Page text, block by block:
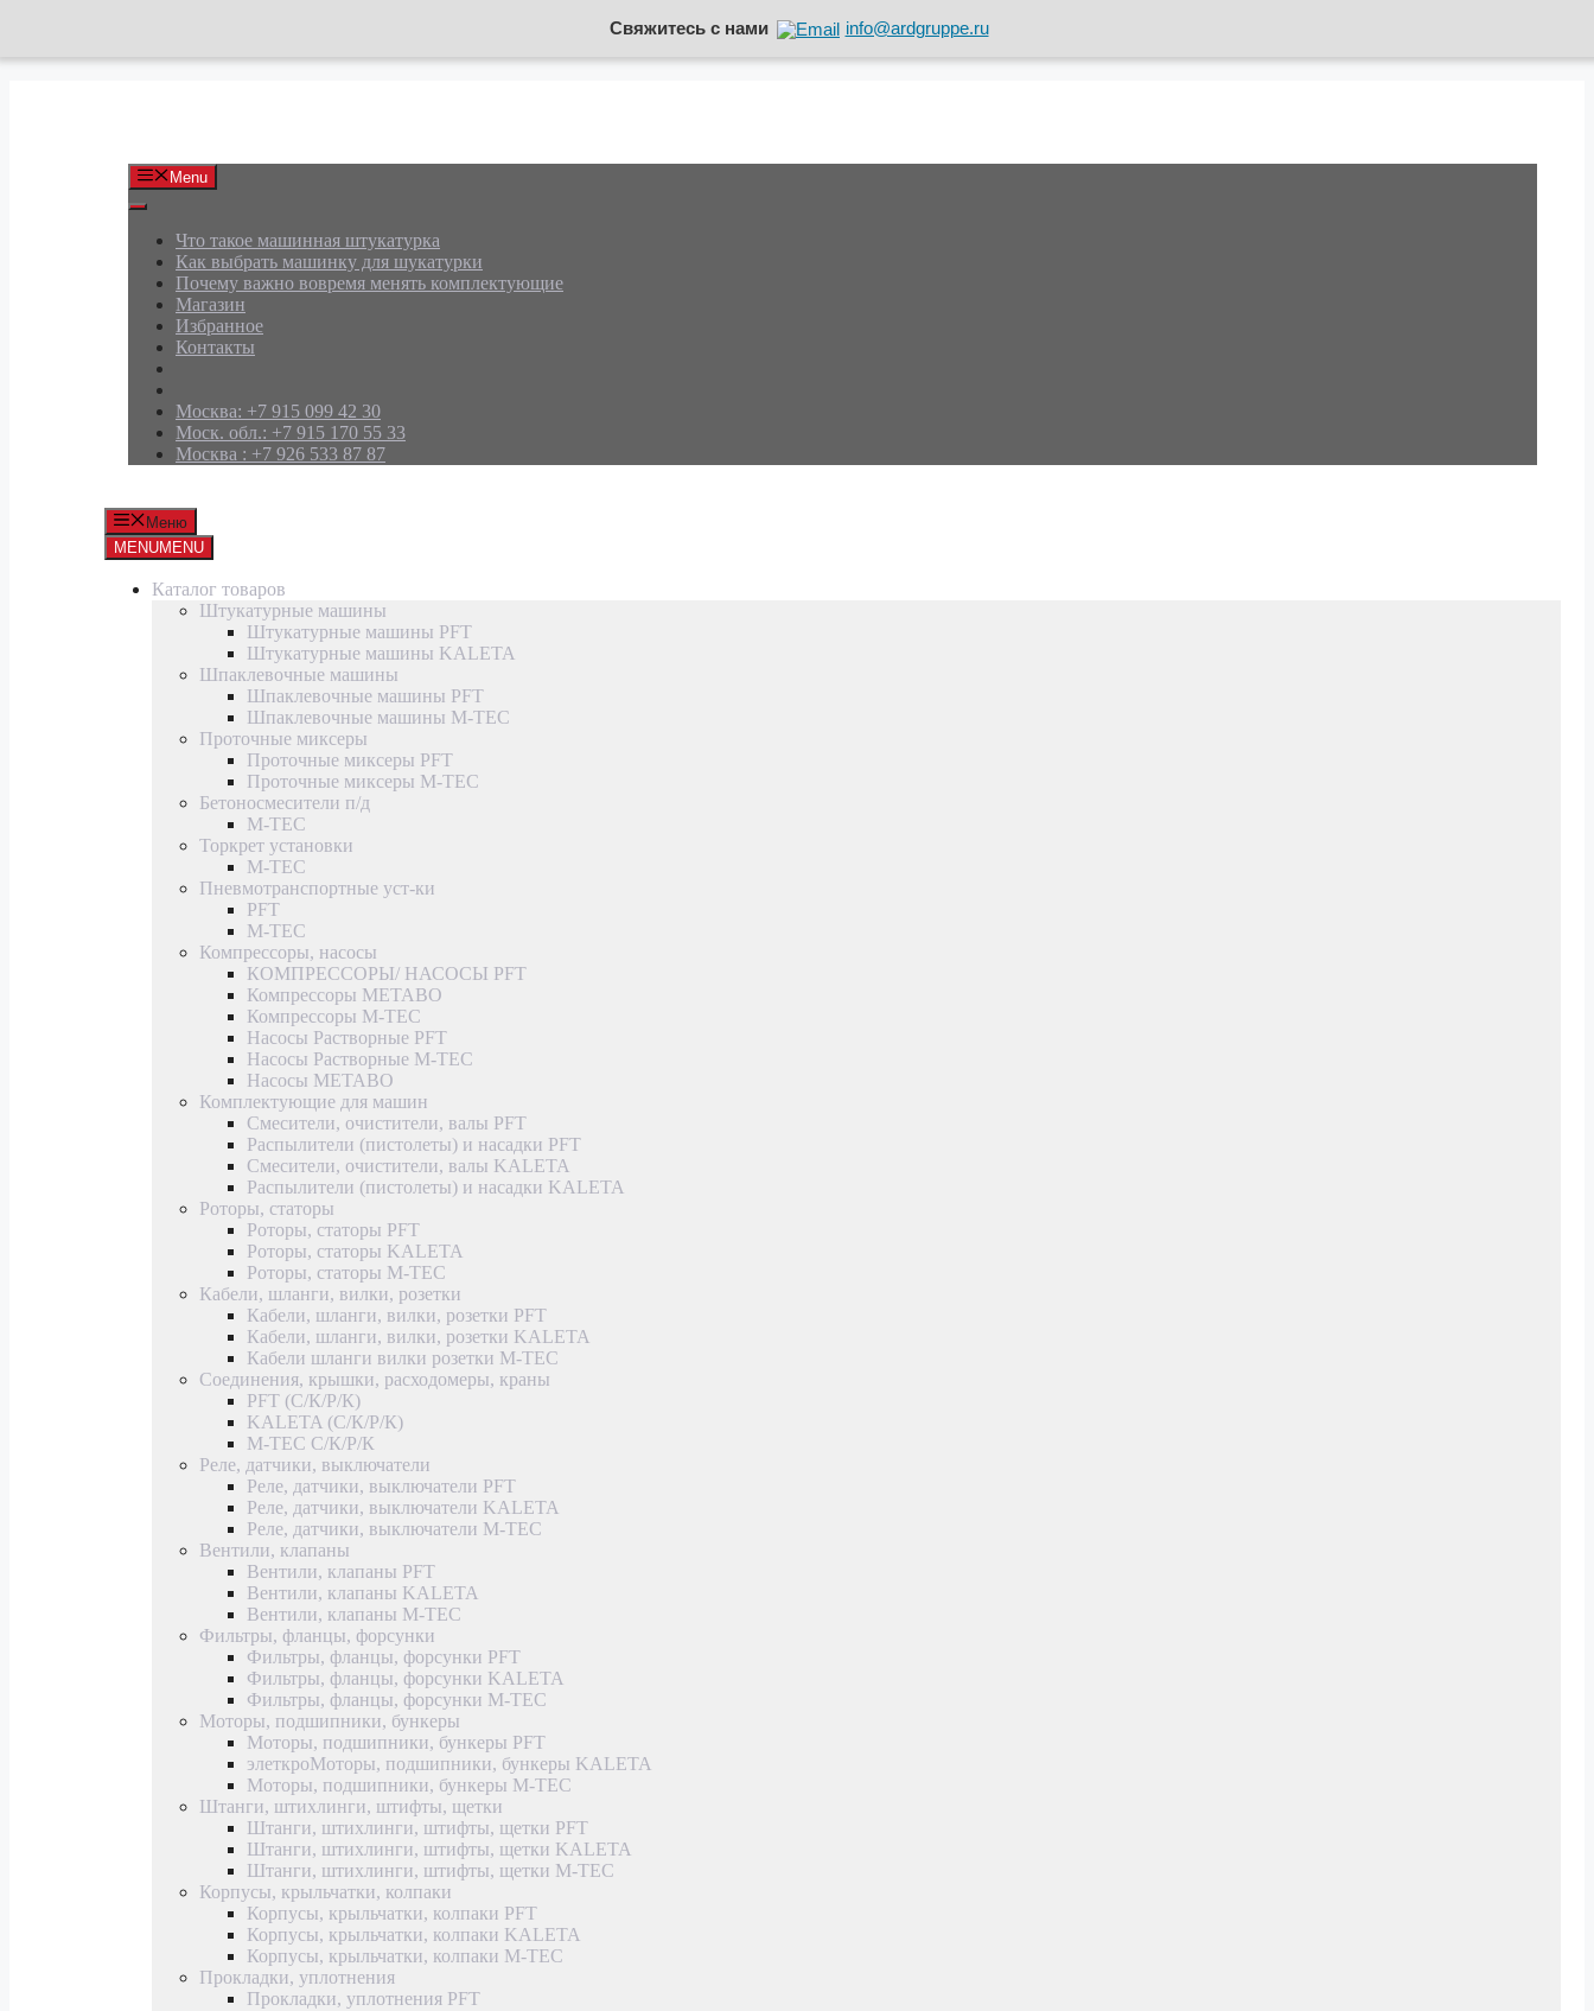
Свяжитесь с нами info@ardgruppe.ru
Menu
Что такое машинная штукатурка
Как выбрать машинку для шукатурки
Почему важно вовремя менять комплектующие
Магазин
Избранное
Контакты
Москва: +7 915 099 42 30
Моск. обл.: +7 915 170 55 33
Москва : +7 926 533 87 87
Меню
MENUMENU
Каталог товаров
Штукатурные машины
Штукатурные машины PFT
Штукатурные машины KALETA
Шпаклевочные машины
Шпаклевочные машины PFT
Шпаклевочные машины M-TEC
Проточные миксеры
Проточные миксеры PFT
Проточные миксеры M-TEC
Бетоносмесители п/д
M-TEC
Торкрет установки
M-TEC
Пневмотранспортные уст-ки
PFT
M-TEC
Компрессоры, насосы
КОМПРЕССОРЫ/ НАСОСЫ PFT
Компрессоры METABO
Компрессоры M-TEC
Насосы Растворные PFT
Насосы Растворные M-TEC
Насосы METABO
Комплектующие для машин
Смесители, очистители, валы PFT
Распылители (пистолеты) и насадки PFT
Смесители, очистители, валы KALETA
Распылители (пистолеты) и насадки KALETA
Роторы, статоры
Роторы, статоры PFT
Роторы, статоры KALETA
Роторы, статоры M-TEC
Кабели, шланги, вилки, розетки
Кабели, шланги, вилки, розетки PFT
Кабели, шланги, вилки, розетки KALETA
Кабели шланги вилки розетки M-TEC
Соединения, крышки, расходомеры, краны
PFT (С/К/Р/К)
KALETA (С/К/Р/К)
M-TEC С/К/Р/К
Реле, датчики, выключатели
Реле, датчики, выключатели PFT
Реле, датчики, выключатели KALETA
Реле, датчики, выключатели M-TEC
Вентили, клапаны
Вентили, клапаны PFT
Вентили, клапаны KALETA
Вентили, клапаны M-TEC
Фильтры, фланцы, форсунки
Фильтры, фланцы, форсунки PFT
Фильтры, фланцы, форсунки KALETA
Фильтры, фланцы, форсунки M-TEC
Моторы, подшипники, бункеры
Моторы, подшипники, бункеры PFT
элеткроМоторы, подшипники, бункеры KALETA
Моторы, подшипники, бункеры M-TEC
Штанги, штихлинги, штифты, щетки
Штанги, штихлинги, штифты, щетки PFT
Штанги, штихлинги, штифты, щетки KALETA
Штанги, штихлинги, штифты, щетки M-TEC
Корпусы, крыльчатки, колпаки
Корпусы, крыльчатки, колпаки PFT
Корпусы, крыльчатки, колпаки KALETA
Корпусы, крыльчатки, колпаки M-TEC
Прокладки, уплотнения
Прокладки, уплотнения PFT